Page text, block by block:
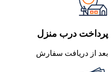
پرداخت درب منزل
بعد از دریافت سفارش